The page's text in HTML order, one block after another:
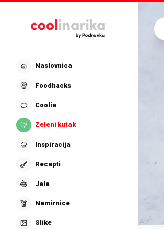
Naslovnica
Foodhacks
Coolie
Zeleni kutak
Inspiracija
Recepti
Jela
Namirnice
Slike